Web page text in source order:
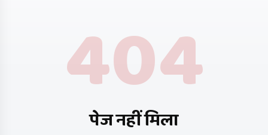
404
पेज नहीं मिला